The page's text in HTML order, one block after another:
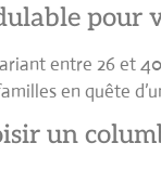
pour
entre 26 et
en quête
un